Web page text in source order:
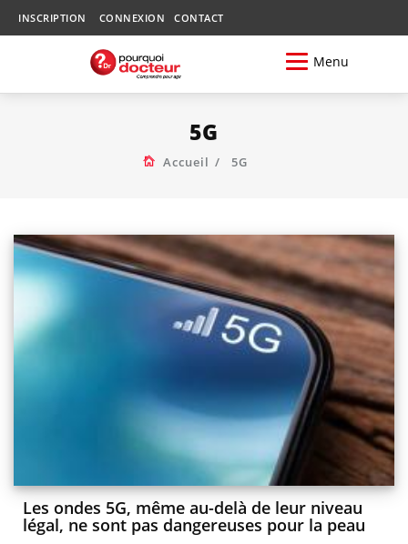
INSCRIPTION CONNEXION CONTACT
Menu
5G
Accueil 5G
Les ondes 5G, même au-delà de leur niveau
légal, ne sont pas dangereuses pour la peau